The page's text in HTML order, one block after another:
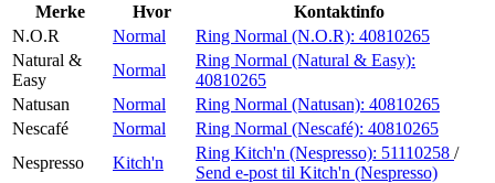
Praktisk informasjon
Ledige stillinger
Magasin
Gavekort
Merke
Hvor
Kontaktinfo
N.O.R
Normal Ring Normal (N.O.R): 40810265
Natural &
Easy
Normal
Ring Normal (Natural & Easy):
40810265
Natusan
Normal Ring Normal (Natusan): 40810265
Nescafé
Normal Ring Normal (Nescafé): 40810265
Nespresso
Kitch'n
Ring Kitch'n (Nespresso): 51110258 /
Send e-post til Kitch'n (Nespresso)